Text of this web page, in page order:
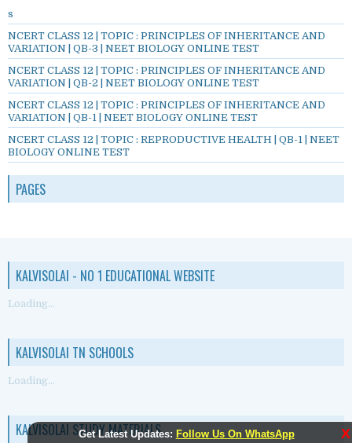
Get Latest Updates: Follow Us On WhatsApp X
s
NCERT CLASS 12 | TOPIC : PRINCIPLES OF INHERITANCE AND
VARIATION | QB-3 | NEET BIOLOGY ONLINE TEST
NCERT CLASS 12 | TOPIC : PRINCIPLES OF INHERITANCE AND
VARIATION | QB-2 | NEET BIOLOGY ONLINE TEST
NCERT CLASS 12 | TOPIC : PRINCIPLES OF INHERITANCE AND
VARIATION | QB-1 | NEET BIOLOGY ONLINE TEST
NCERT CLASS 12 | TOPIC : REPRODUCTIVE HEALTH | QB-1 | NEET
BIOLOGY ONLINE TEST
PAGES
KALVISOLAI - NO 1 EDUCATIONAL WEBSITE
Loading...
KALVISOLAI TN SCHOOLS
Loading...
KALVISOLAI STUDY MATERIALS